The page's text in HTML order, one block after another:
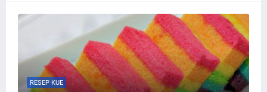
RESEP KUE